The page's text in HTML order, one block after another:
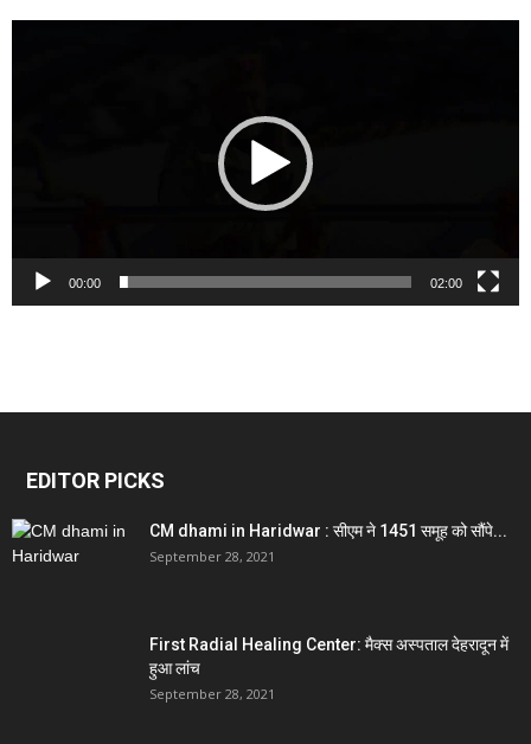
00:00 02:00
EDITOR PICKS
CM dhami in Haridwar : सीएम ने 1451 समूह को सौंपे...
September 28, 2021
First Radial Healing Center: मैक्स अस्पताल देहरादून में
हुआ लांच
September 28, 2021